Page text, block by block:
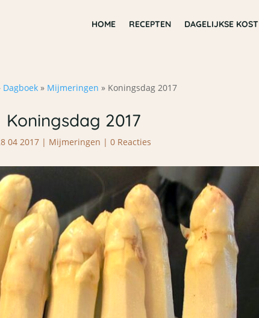
HOME RECEPTEN DAGELIJKSE KOST
Dagboek» Mijmeringen » Koningsdag 2017
Koningsdag 2017
04 2017 | Mijmeringen | 0 Reacties